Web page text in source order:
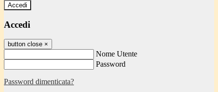
Accedi
Accedi
button close ×
Nome Utente
Password
Password dimenticata?